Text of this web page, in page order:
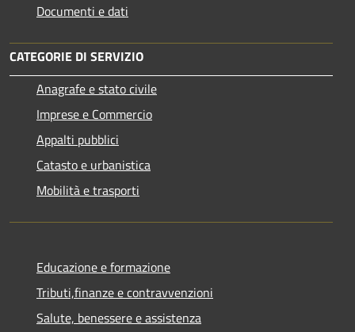
Documenti e dati
CATEGORIE DI SERVIZIO
Anagrafe e stato civile
Imprese e Commercio
Appalti pubblici
Catasto e urbanistica
Mobilità e trasporti
Educazione e formazione
Tributi,finanze e contravvenzioni
Salute, benessere e assistenza